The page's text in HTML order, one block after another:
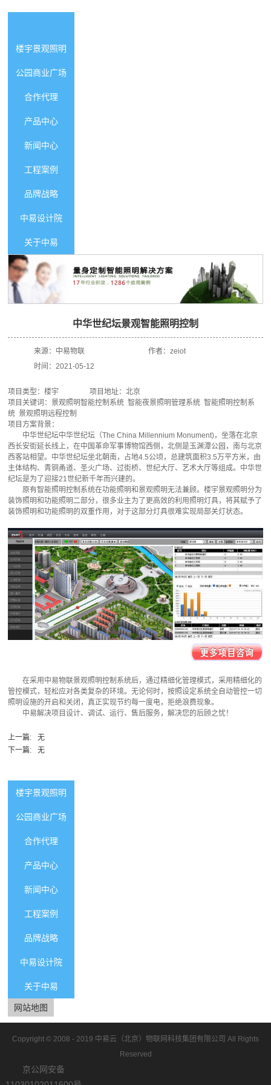
楼宇景观照明
公园商业广场
合作代理
产品中心
新闻中心
工程案例
品牌战略
中易设计院
关于中易
中华世纪坛景观智能照明控制
来源： 中易物联 作者：zeiot
时间：
2021-05-12
项目类型：楼宇 项目地址：北京
项目关键词：景观照明智能控制系统 智能夜景照明管理系统 智能照明控制系
统 景观照明远程控制
项目方案背景：
中华世纪坛中华世纪坛（The China Millennium Monument)，坐落在北京
西长安街延长线上，在中国革命军事博物馆西侧，北侧是玉渊潭公园，南与北京
西客站相望。中华世纪坛坐北朝南，占地4.5公顷，总建筑面积3.5万平方米，由
主体结构、青铜甬道、圣火广场、过街桥、世纪大厅、艺术大厅等组成。中华世
纪坛是为了迎接21世纪新千年而兴建的。
原有智能照明控制系统在功能照明和景观照明无法兼顾。楼宇景观照明分为
装饰照明和功能照明二部分，很多业主为了更高效的利用照明灯具，将其赋予了
装饰照明和功能照明的双重作用，对于这部分灯具很难实现局部关灯状态。
在采用中易物联景观照明控制系统后，通过精细化管理模式，采用精细化的
管控模式，轻松应对各类复杂的环境。无论何时，按照设定系统全自动管控一切
照明设施的开启和关闭，真正实现节约每一度电，拒绝浪费现象。
中易解决项目设计、调试、运行、售后服务，解决您的后顾之忧！
上一篇:
无
下一篇:
无
楼宇景观照明
公园商业广场
合作代理
产品中心
新闻中心
工程案例
品牌战略
中易设计院
关于中易
网站地图
Copyright © 2008 - 2019 中易云（北京）物联网科技集团有限公司 All Rights
Reserved
京公网安备